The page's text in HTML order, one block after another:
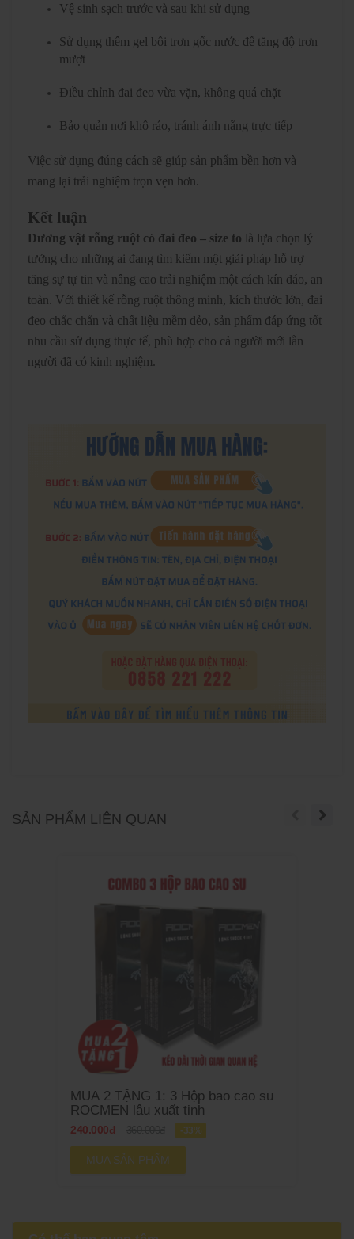
Vệ sinh sạch trước và sau khi sử dụng
Sử dụng thêm gel bôi trơn gốc nước để tăng độ trơn
mượt
Điều chỉnh đai đeo vừa vặn, không quá chặt
Bảo quản nơi khô ráo, tránh ánh nắng trực tiếp
Việc sử dụng đúng cách sẽ giúp sản phẩm bền hơn và
mang lại trải nghiệm trọn vẹn hơn.
Kết luận
Dương vật rỗng ruột có đai đeo – size to là lựa chọn lý
tưởng cho những ai đang tìm kiếm một giải pháp hỗ trợ
tăng sự tự tin và nâng cao trải nghiệm một cách kín đáo, an
toàn. Với thiết kế rỗng ruột thông minh, kích thước lớn, đai
đeo chắc chắn và chất liệu mềm dẻo, sản phẩm đáp ứng tốt
nhu cầu sử dụng thực tế, phù hợp cho cả người mới lẫn
người đã có kinh nghiệm.
SẢN PHẨM LIÊN QUAN
MUA 2 TẶNG 1: 3 Hộp bao cao su
ROCMEN lâu xuất tinh
240.000đ -33%
MUA SẢN PHẨM